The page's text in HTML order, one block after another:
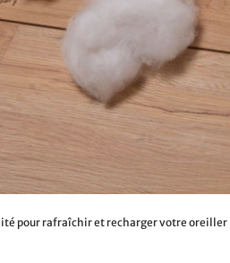
pour rafraîchir et recharger votre oreiller